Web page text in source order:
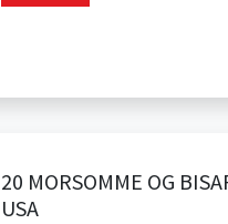
20 MORSOMME OG
USA